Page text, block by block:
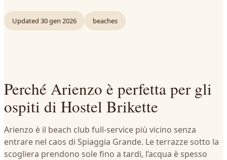
Updated 30 gen 2026 beaches
Perché Arienzo è perfetta per gli
ospiti di Hostel Brikette
Arienzo è il beach club full‑service più vicino senza
entrare nel caos di Spiaggia Grande. Le terrazze sotto la
scogliera prendono sole fino a tardi, l’acqua è spesso